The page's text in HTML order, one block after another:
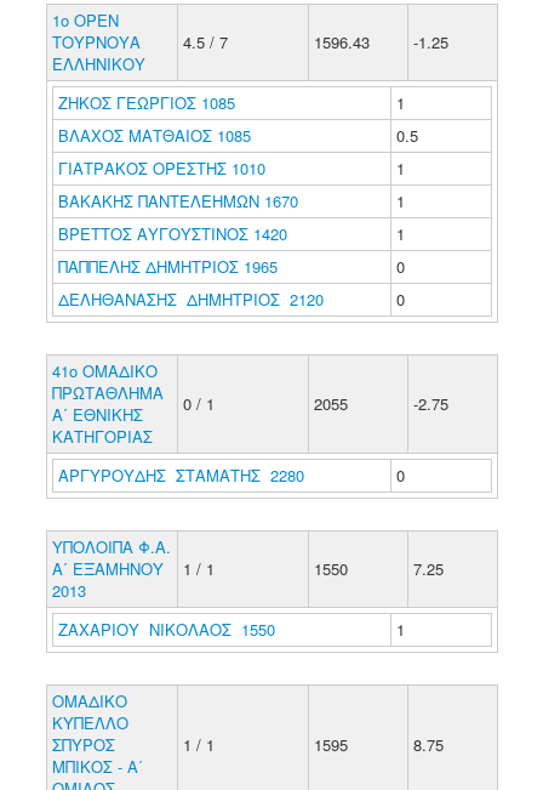
1ο ΟΡΕΝ
ΤΟΥΡΝΟΥΑ
ΕΛΛΗΝΙΚΟΥ
4.5 / 7 1596.43 -1.25
ΖΗΚΟΣ ΓΕΩΡΓΙΟΣ 1085
1
ΒΛΑΧΟΣ ΜΑΤΘΑΙΟΣ 1085
0.5
ΓΙΑΤΡΑΚΟΣ ΟΡΕΣΤΗΣ 1010
1
ΒΑΚΑΚΗΣ ΠΑΝΤΕΛΕΗΜΩΝ 1670
1
ΒΡΕΤΤΟΣ ΑΥΓΟΥΣΤΙΝΟΣ 1420
1
ΠΑΠΠΕΛΗΣ ΔΗΜΗΤΡΙΟΣ 1965
0
ΔΕΛΗΘΑΝΑΣΗΣ ΔΗΜΗΤΡΙΟΣ 2120
0
41ο ΟΜΑΔΙΚΟ
ΠΡΩΤΑΘΛΗΜΑ
Α΄ ΕΘΝΙΚΗΣ
ΚΑΤΗΓΟΡΙΑΣ
0 / 1 2055 -2.75
ΑΡΓΥΡΟΥΔΗΣ ΣΤΑΜΑΤΗΣ 2280 0
ΥΠΟΛΟΙΠΑ Φ.Α.
Α΄ ΕΞΑΜΗΝΟΥ
2013
1 / 1 1550 7.25
ΖΑΧΑΡΙΟΥ ΝΙΚΟΛΑΟΣ 1550 1
ΟΜΑΔΙΚΟ
ΚΥΠΕΛΛΟ
ΣΠΥΡΟΣ
ΜΠΙΚΟΣ - Α΄
1 / 1 1595 8.75